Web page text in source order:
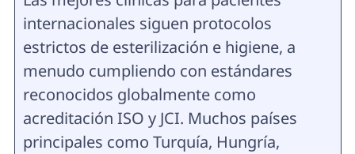
internacionales siguen protocolos
estrictos de esterilización e higiene, a
menudo cumpliendo con estándares
reconocidos globalmente como
acreditación ISO y JCI. Muchos países
principales como Turquía, Hungría,